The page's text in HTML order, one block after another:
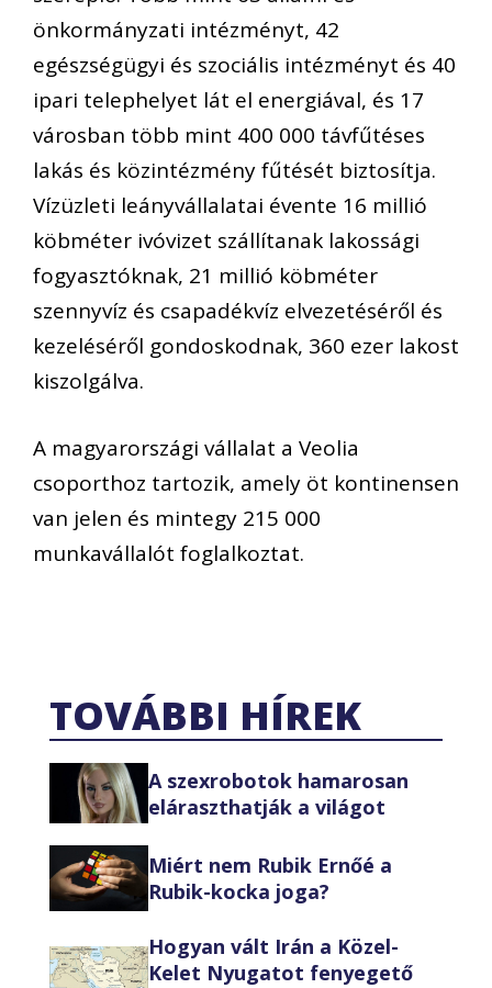
önkormányzati intézményt, 42
egészségügyi és szociális intézményt és 40
ipari telephelyet lát el energiával, és 17
városban több mint 400 000 távfűtéses
lakás és közintézmény fűtését biztosítja.
Vízüzleti leányvállalatai évente 16 millió
köbméter ivóvizet szállítanak lakossági
fogyasztóknak, 21 millió köbméter
szennyvíz és csapadékvíz elvezetéséről és
kezeléséről gondoskodnak, 360 ezer lakost
kiszolgálva.
A magyarországi vállalat a Veolia
csoporthoz tartozik, amely öt kontinensen
van jelen és mintegy 215 000
munkavállalót foglalkoztat.
TOVÁBBI HÍREK
A szexrobotok hamarosan
eláraszthatják a világot
Miért nem Rubik Ernőé a
Rubik-kocka joga?
Hogyan vált Irán a Közel-
Kelet Nyugatot fenyegető